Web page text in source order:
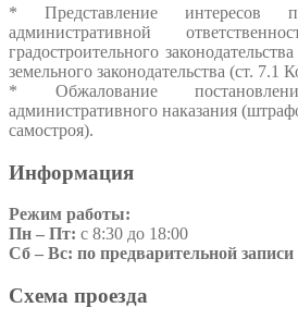
* Представление интересов
административной
градостроительного
земельного законодательства (ст.
* Обжалование
административного наказания
самостроя).
Информация
Режим работы:
Пн – Пт: с 8:30 до 18:00
Сб – Вс: по предварительной записи
Схема проезда